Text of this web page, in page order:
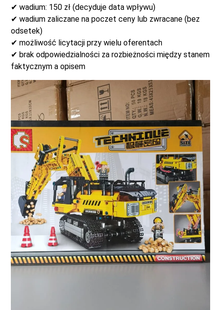
✔ wadium: 150 zł (decyduje data wpływu)
✔ wadium zaliczane na poczet ceny lub zwracane (bez
odsetek)
✔ możliwość licytacji przy wielu oferentach
✔ brak odpowiedzialności za rozbieżności między stanem
faktycznym a opisem